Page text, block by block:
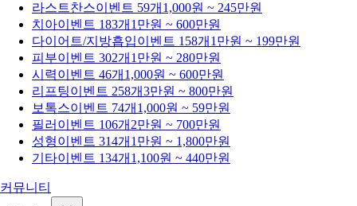
라스트찬스이벤트 59개 1,000원 ~ 245만원
치아이벤트 183개 1만원 ~ 600만원
다이어트/지방흡입이벤트 158개 1만원 ~ 199만원
피부이벤트 302개 1만원 ~ 280만원
시력이벤트 46개 1,000원 ~ 600만원
리프팅이벤트 258개3만원 ~ 800만원
보톡스이벤트 74개 1,000원 ~ 59만원
필러 이벤트 106개 2만원 ~ 700만원
성형이벤트 314개 1만원 ~ 1,800만원
기타이벤트 134개 1,100원 ~ 440만원
커뮤니티